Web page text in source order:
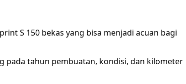
S 150 bekas yang bisa menjadi acuan bagi
pada tahun pembuatan, kondisi, dan kilometer